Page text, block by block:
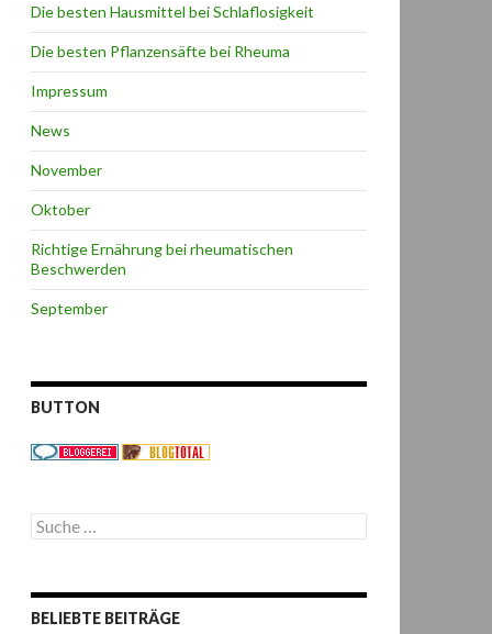
Die besten Hausmittel bei Schlaflosigkeit
Die besten Pflanzensäfte bei Rheuma
Impressum
News
November
Oktober
Richtige Ernährung bei rheumatischen
Beschwerden
September
BUTTON
S
u
e
n
BELIEBTE BEITRÄGE